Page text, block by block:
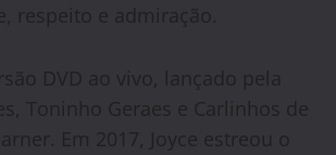
respeito e admiração.
DVD ao vivo, lançado pela
Toninho Geraes e Carlinhos de
Em 2017, Joyce estreou o